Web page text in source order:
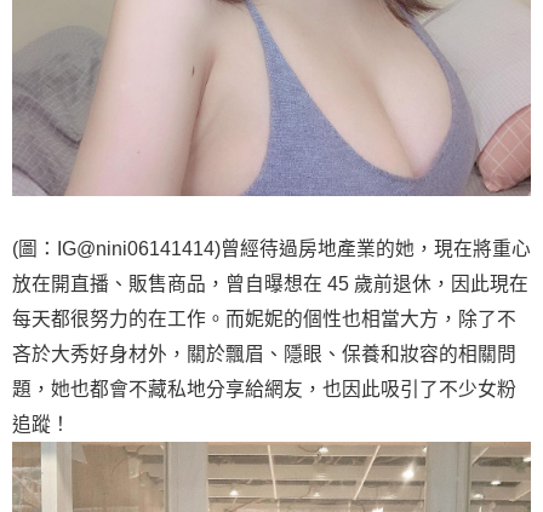
(圖：IG@nini06141414)曾經待過房地產業的她，現在將重心
放在開直播、販售商品，曾自曝想在 45 歲前退休，因此現在
每天都很努力的在工作。而妮妮的個性也相當大方，除了不
吝於大秀好身材外，關於飄眉、隱眼、保養和妝容的相關問
題，她也都會不藏私地分享給網友，也因此吸引了不少女粉
追蹤！